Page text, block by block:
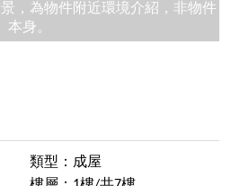
，為物件附近環境介紹，非物件
本身。
類型：成屋